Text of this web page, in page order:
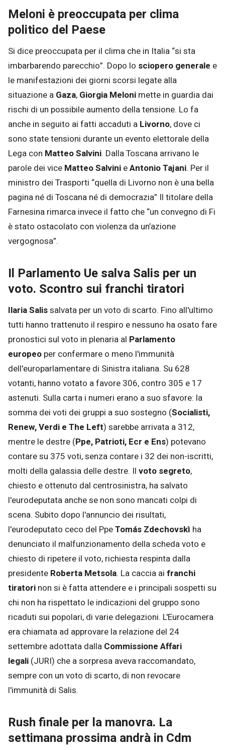
Meloni è preoccupata per clima
politico del Paese
Si dice preoccupata per il clima che in Italia “si sta
imbarbarendo parecchio”. Dopo lo sciopero generale e
le manifestazioni dei giorni scorsi legate alla
situazione a Gaza, Giorgia Meloni mette in guardia dai
rischi di un possibile aumento della tensione. Lo fa
anche in seguito ai fatti accaduti a Livorno, dove ci
sono state tensioni durante un evento elettorale della
Lega con Matteo Salvini. Dalla Toscana arrivano le
parole dei vice Matteo Salvini eAntonio Tajani. Per il
ministro dei Trasporti “quella di Livorno non è una bella
pagina né di Toscana né di democrazia” Il titolare della
Farnesina rimarca invece il fatto che “un convegno di Fi
è stato ostacolato con violenza da un’azione
vergognosa”.
Il Parlamento Ue salva Salis per un
voto. Scontro sui franchi tiratori
Ilaria Salissalvata per un voto di scarto. Fino all'ultimo
tutti hanno trattenuto il respiro e nessuno ha osato fare
pronostici sul voto in plenaria al Parlamento
europeo per confermare o meno l'immunità
dell'europarlamentare di Sinistra italiana. Su 628
votanti, hanno votato a favore 306, contro 305 e 17
astenuti. Sulla carta i numeri erano a suo sfavore: la
somma dei voti dei gruppi a suo sostegno (Socialisti,
Renew, Verdi e The Left) sarebbe arrivata a 312,
mentre le destre (Ppe, Patrioti, Ecr e Ens) potevano
contare su 375 voti, senza contare i 32 dei non-iscritti,
molti della galassia delle destre. Il voto segreto,
chiesto e ottenuto dal centrosinistra, ha salvato
l'eurodeputata anche se non sono mancati colpi di
scena. Subito dopo l'annuncio dei risultati,
l'eurodeputato ceco del PpeTomás Zdechovskì ha
denunciato il malfunzionamento della scheda voto e
chiesto di ripetere il voto, richiesta respinta dalla
presidente Roberta Metsola. La caccia ai franchi
tiratori non si è fatta attendere e i principali sospetti su
chi non ha rispettato le indicazioni del gruppo sono
ricaduti sui popolari, di varie delegazioni. L'Eurocamera
era chiamata ad approvare la relazione del 24
settembre adottata dalla Commissione Affari
legali (JURI) che a sorpresa aveva raccomandato,
sempre con un voto di scarto, di non revocare
l'immunità di Salis.
Rush finale per la manovra. La
settimana prossima andrà in Cdm